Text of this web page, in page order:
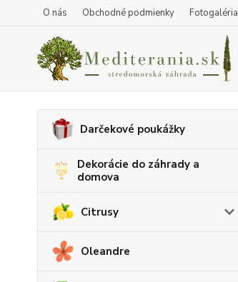
O nás Obchodné podmienky Fotogaléria
Darčekové poukážky
Dekorácie do záhrady a
domova
Citrusy
Oleandre